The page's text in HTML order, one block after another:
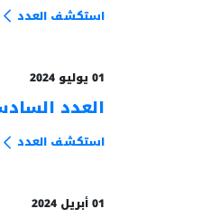
استكشف العدد
01 يوليو 2024
العدد
استكشف العدد
01 أبريل 2024